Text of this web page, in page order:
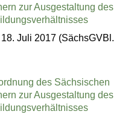
zur Ausgestaltung des
Juli 2017 (SächsGVBl.
des Sächsischen
zur Ausgestaltung des